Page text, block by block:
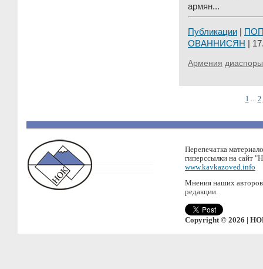
армян...
Публикации
ОВАННИСЯН
|
Армения диаспоры
1... 2
Перепечатка
гиперссылки на сайт
www.kavkazoved.info
Мнения наших авторов
редакции.
Copyright © 2026 |